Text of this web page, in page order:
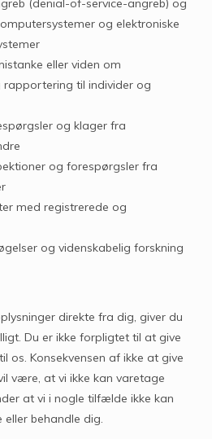
og elektroniske
eller viden om
rapportering til individer og
og klager fra
og forespørgsler fra
med registrerede og
og videnskabelig forskning
direkte fra dig, giver du
Du er ikke forpligtet til at give
os. Konsekvensen af ikke at give
være, at vi ikke kan varetage
at vi i nogle tilfælde ikke kan
behandle dig.